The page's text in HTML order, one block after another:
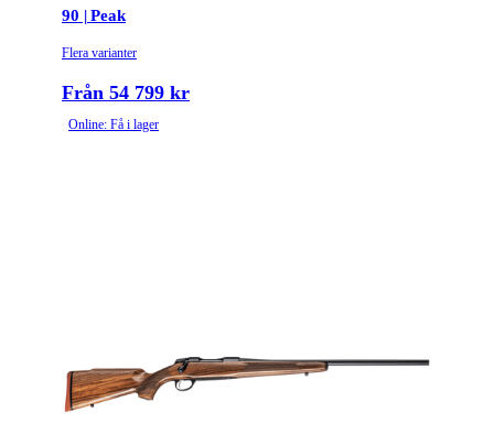
90 | Peak
Flera varianter
Från 54 799 kr
Online: Få i lager